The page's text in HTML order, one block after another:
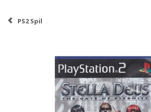
PS2 Spil